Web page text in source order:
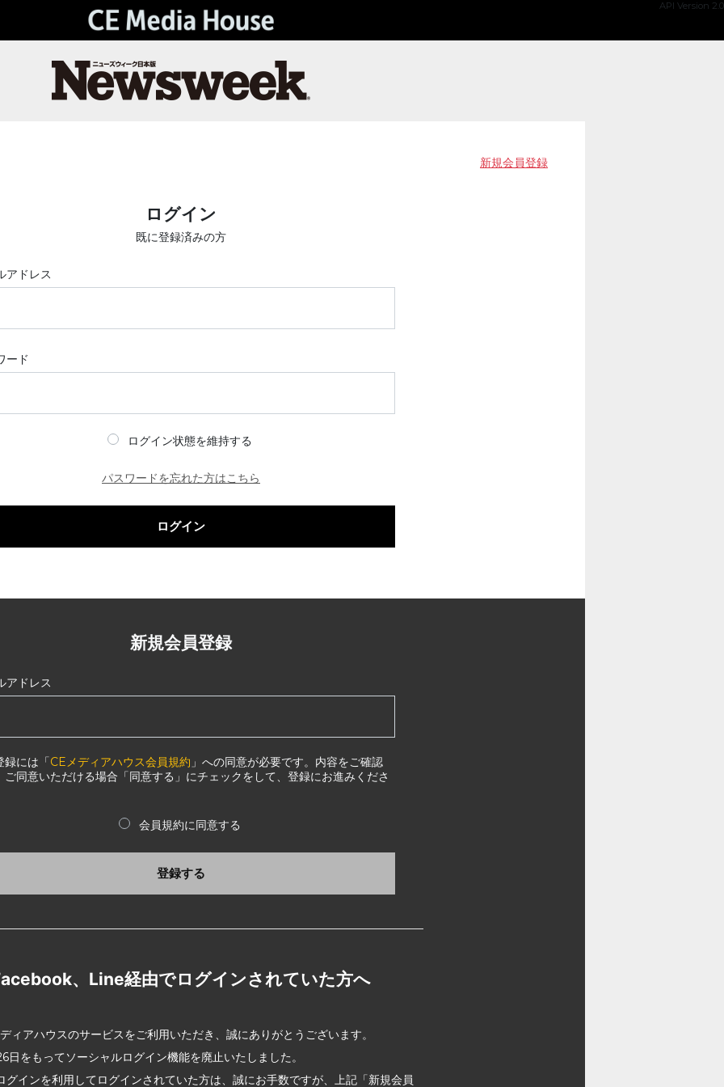
API Version 2.0
新規会員登録
ログイン
既に登録済みの方
アドレス
ード
ログイン状態を維持する
パスワードを忘れた方はこちら
ログイン
新規会員登録
アドレス
録には「CEメディアハウス会員規約 」への同意が必要です。内容をご確認
ご同意いただける場合「同意する」にチェックをして、登録にお進みくださ
会員規約に同意する
登録する
、Line経由でログインされていた方へ
ィアハウスのサービスをご利用いただき、誠にありがとうございます。
日をもってソーシャルログイン機能を廃止いたしました。
グインを利用してログインされていた方は、誠にお手数ですが、上記「新規会員